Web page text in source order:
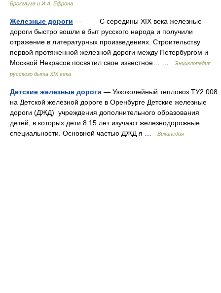
Брокгауза и И.А. Ефрона
Железные дороги — С середины XIX века железные
дороги быстро вошли в быт русского народа и получили
отражение в литературных произведениях. Строительству
первой протяженной железной дороги между Петербургом и
Москвой Некрасов посвятил свое известное… …
Энциклопедия
русского быта XIX века
Детские железные дороги — Узкоколейный тепловоз ТУ2 008
на Детской железной дороге в Оренбурге Детские железные
дороги (ДЖД) учреждения дополнительного образования
детей, в которых дети 8 15 лет изучают железнодорожные
специальности. Основной частью ДЖД я …
Википедия